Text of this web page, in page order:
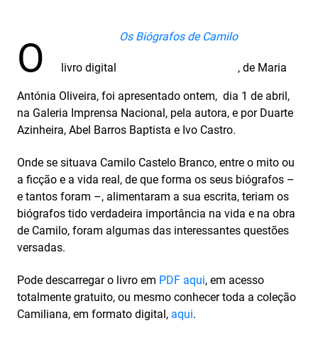
O livro digital
Os Biógrafos de Camilo
, de Maria
Antónia Oliveira, foi apresentado ontem, dia 1 de abril,
na Galeria Imprensa Nacional, pela autora, e por Duarte
Azinheira, Abel Barros Baptista e Ivo Castro.
Onde se situava Camilo Castelo Branco, entre o mito ou
a ficção e a vida real, de que forma os seus biógrafos –
e tantos foram –, alimentaram a sua escrita, teriam os
biógrafos tido verdadeira importância na vida e na obra
de Camilo, foram algumas das interessantes questões
versadas.
Pode descarregar o livro em PDF aqui, em acesso
totalmente gratuito, ou mesmo conhecer toda a coleção
Camiliana, em formato digital, aqui.